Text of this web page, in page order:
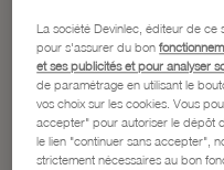
La société Devinlec, éditeur de ce
pour s'assurer du bon
et ses publicités et pour analyser
de paramétrage en utilisant le
vos choix sur les cookies. Vous
accepter" pour autoriser le dépôt
le lien "continuer sans accepter",
strictement nécessaires au bon